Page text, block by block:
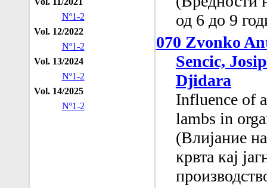
Nº1-2
Vol. 12/2022
Nº1-2
Vol. 13/2024
Nº1-2
Vol. 14/2025
Nº1-2
од 6 до 9
070 Zvonko
Sencic,
Djidara
Influence of
lambs in
(Влијание
крвта кај